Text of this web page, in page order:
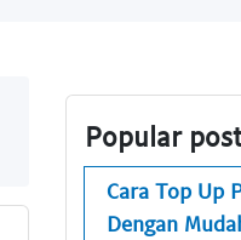
Popular
Cara Top Up
Dengan